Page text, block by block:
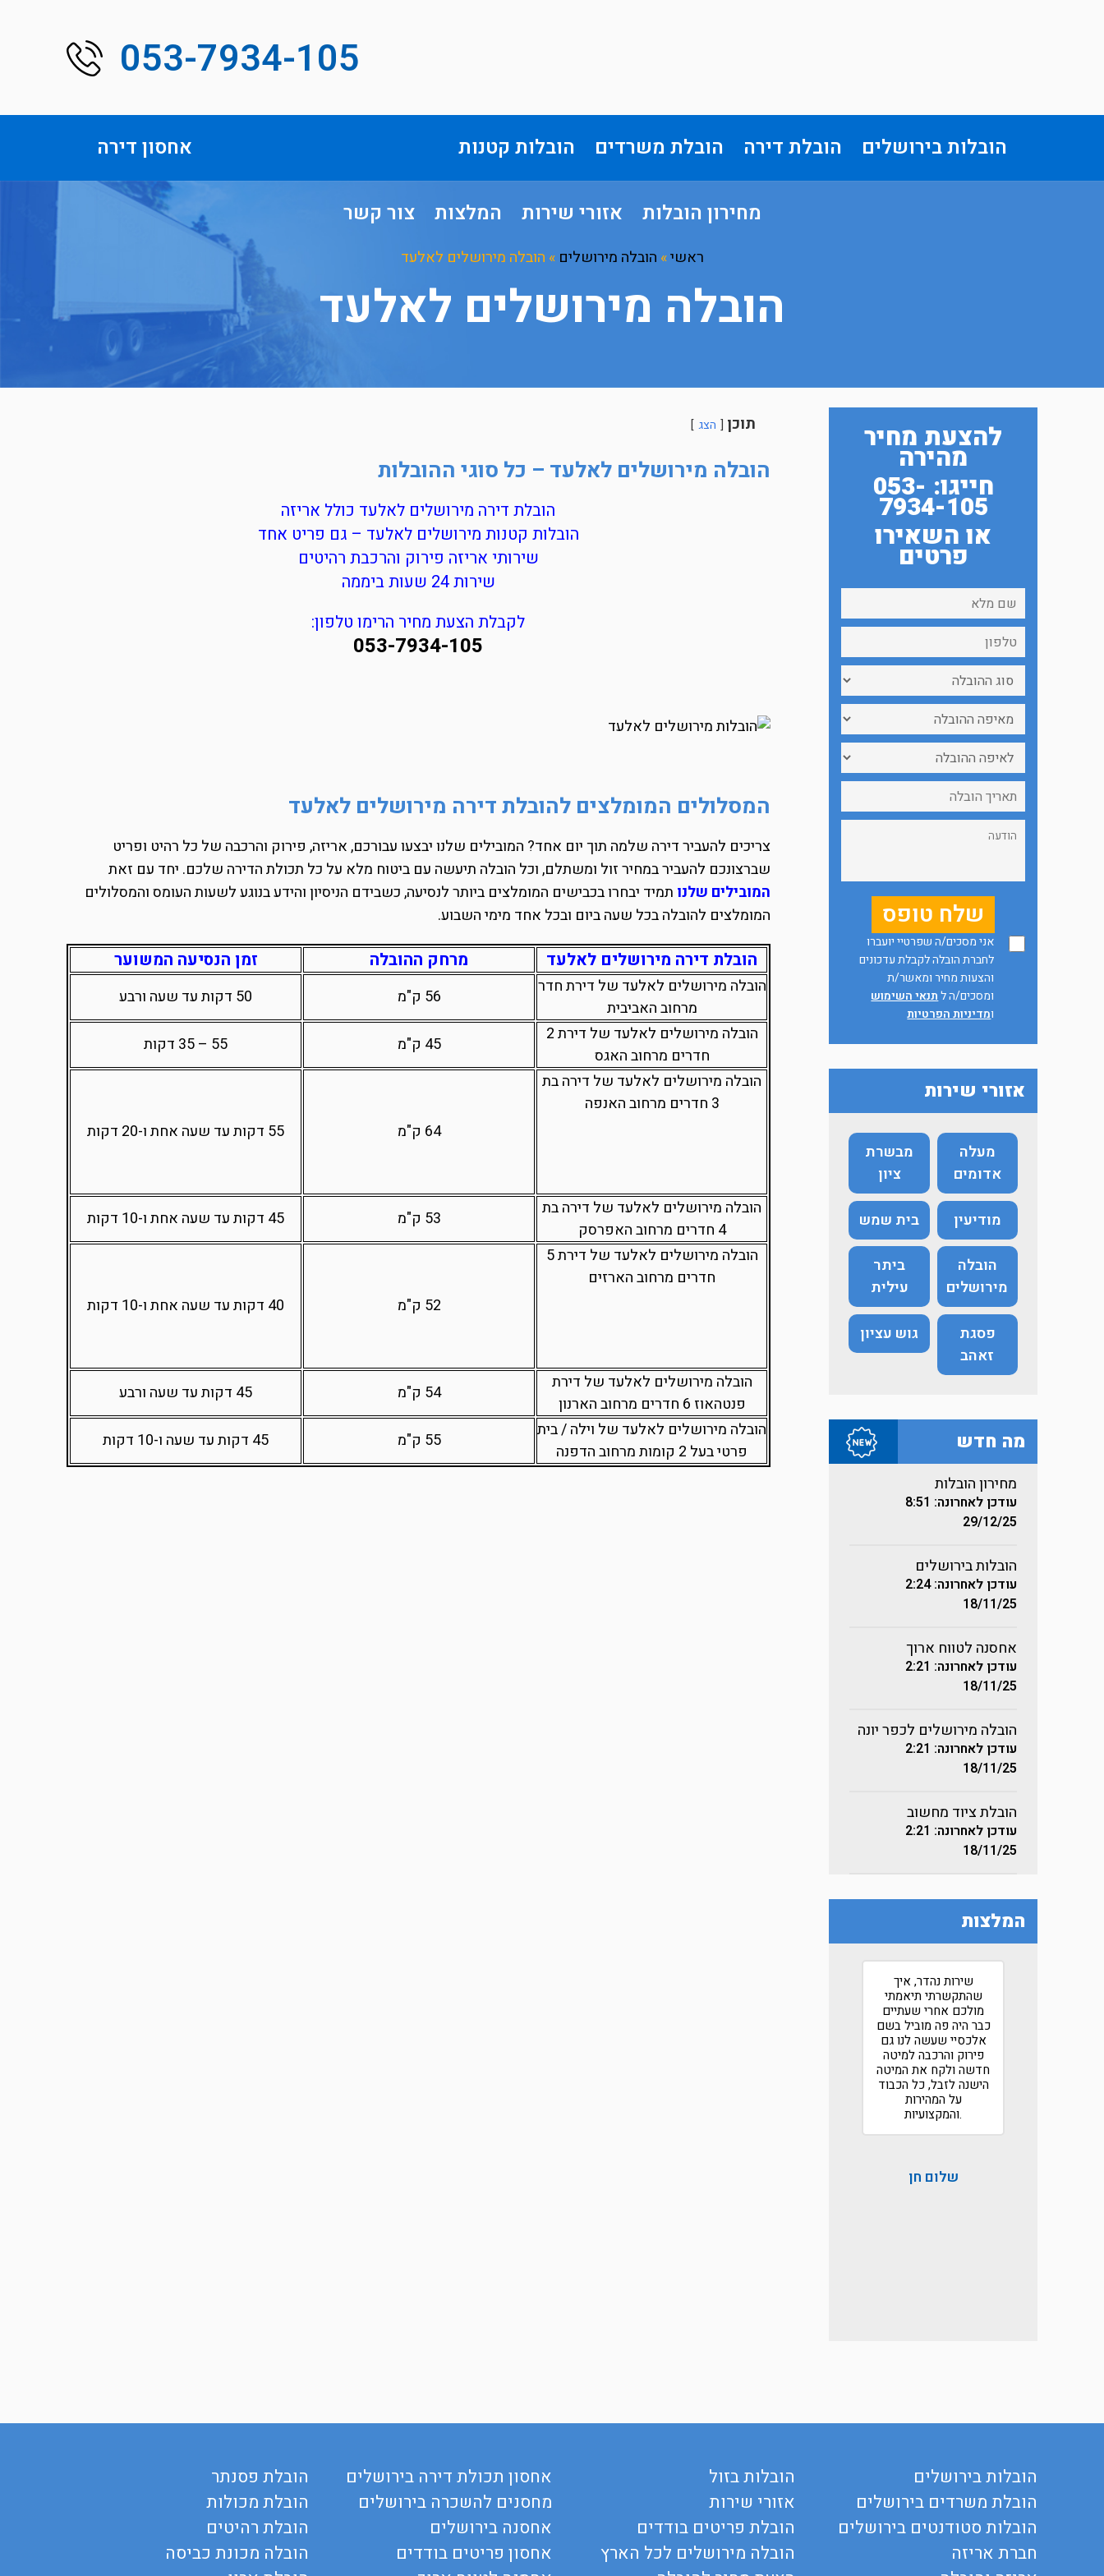
053-7934-105
הובלות בירושלים הובלת דירה הובלת משרדים הובלות קטנות אחסון דירה
מחירון הובלות אזורי שירות המלצות צור קשר
ראשי» הובלה מירושלים » הובלה מירושלים לאלעד
הובלה מירושלים לאלעד
תוכן הצג
הובלה מירושלים לאלעד – כל סוגי ההובלות
הובלת דירה מירושלים לאלעד כולל אריזה
הובלות קטנות מירושלים לאלעד – גם פריט אחד
שירותי אריזה פירוק והרכבת רהיטים
שירות 24 שעות ביממה
לקבלת הצעת מחיר הרימו טלפון:
053-7934-105
המסלולים המומלצים להובלת דירה מירושלים לאלעד
צריכים להעביר דירה שלמה תוך יום אחד? המובילים שלנו יבצעו עבורכם, אריזה, פירוק והרכבה של כל רהיט ופריט
שברצונכם להעביר במחיר זול ומשתלם, וכל הובלה תיעשה עם ביטוח מלא על כל תכולת הדירה שלכם. יחד עם זאת
המובילים שלנו תמיד יבחרו בכבישים המומלצים ביותר לנסיעה, כשבידם הניסיון והידע בנוגע לשעות העומס והמסלולים
המומלצים להובלה בכל שעה ביום ובכל אחד מימי השבוע.
הובלת דירה מירושלים לאלעד מרחק ההובלה זמן הנסיעה המשוער
הובלה מירושלים לאלעד של דירת חדר
מרחוב האביבית
56 ק"מ
50 דקות עד שעה ורבע
הובלה מירושלים לאלעד של דירת 2
חדרים מרחוב האגס
45 ק"מ
55 – 35 דקות
הובלה מירושלים לאלעד של דירה בת
3 חדרים מרחוב האנפה
64 ק"מ
55 דקות עד שעה אחת ו-20 דקות
הובלה מירושלים לאלעד של דירה בת
4 חדרים מרחוב האפרסק
53 ק"מ
45 דקות עד שעה אחת ו-10 דקות
הובלה מירושלים לאלעד של דירת 5
חדרים מרחוב הארזים
52 ק"מ
40 דקות עד שעה אחת ו-10 דקות
הובלה מירושלים לאלעד של דירת
פנטהאוז 6 חדרים מרחוב הארנון
54 ק"מ
45 דקות עד שעה ורבע
הובלה מירושלים לאלעד של וילה / בית
פרטי בעל 2 קומות מרחוב הדפנה
55 ק"מ 45 דקות עד שעה ו-10 דקות
להצעת מחיר
מהירה
חייגו: 053-
7934-105
או השאירו
פרטים
אני מסכים/ה שפרטיי יועברו
לחברת הובלה לקבלת עדכונים
והצעות מחיר ומאשר/ת
ומסכים/ה לתנאי השימוש
ומדיניות הפרטיות
אזורי שירות
מעלה
אדומים
מבשרת
ציון
מודיעין בית שמש
הובלה
מירושלים
ביתר
עילית
פסגת
זאהב
גוש עציון
מה חדש
מחירון הובלות
עודכן לאחרונה: 8:51
29/12/25
הובלות בירושלים
עודכן לאחרונה: 2:24
18/11/25
אחסנה לטווח ארוך
עודכן לאחרונה: 2:21
18/11/25
הובלה מירושלים לכפר יונה
עודכן לאחרונה: 2:21
18/11/25
הובלת ציוד מחשוב
עודכן לאחרונה: 2:21
18/11/25
המלצות
שהתקשרתי תיאמתי
מולכם אחרי שעתיים
כבר היה פה מוביל בשם
אלכסיי שעשה לנו גם
פירוק והרכבה למיטה
חדשה ולקח את המיטה
הישנה לזבל, כל הכבוד
לא חשבתי שאי פעם
אני אכתוב המלצה על
חברת הובלות אבל מגיע
לכם מכל הלב הייתם
תודה לכם
רמי ניסנוב
הובלות בירושלים
הובלת משרדים בירושלים
הובלות סטודנטים בירושלים
חברת אריזה
הובלות בזול
אזורי שירות
הובלת פריטים בודדים
הובלה מירושלים לכל הארץ
אחסון תכולת דירה בירושלים
מחסנים להשכרה בירושלים
אחסנה בירושלים
אחסון פריטים בודדים
הובלת פסנתר
הובלת מכולות
הובלת רהיטים
הובלה מכונת כביסה